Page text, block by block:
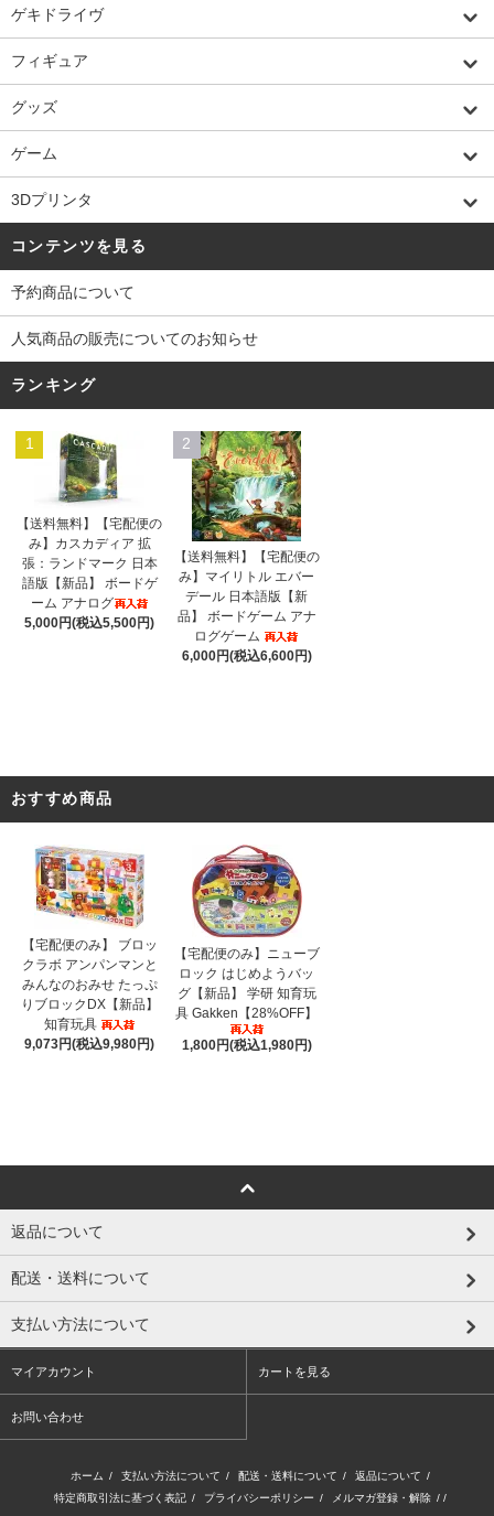
ゲキドライヴ
フィギュア
グッズ
ゲーム
3Dプリンタ
コンテンツを見る
予約商品について
人気商品の販売についてのお知らせ
ランキング
1
【送料無料】【宅配便の
み】カスカディア 拡
張：ランドマーク 日本
語版【新品】 ボードゲ
ーム アナログ
5,000円(税込5,500円)
2
【送料無料】【宅配便の
み】マイリトル エバー
デール 日本語版【新
品】 ボードゲーム アナ
ログゲーム
6,000円(税込6,600円)
おすすめ商品
【宅配便のみ】 ブロッ
クラボ アンパンマンと
みんなのおみせ たっぷ
りブロックDX【新品】
知育玩具
9,073円(税込9,980円)
【宅配便のみ】ニューブ
ロック はじめようバッ
グ【新品】 学研 知育玩
具 Gakken【28%OFF】
1,800円(税込1,980円)
返品について
配送・送料について
支払い方法について
マイアカウント カートを見る
お問い合わせ
ホーム / 支払い方法について / 配送・送料について / 返品について /
特定商取引法に基づく表記 / プライバシーポリシー / メルマガ登録・解除 / /